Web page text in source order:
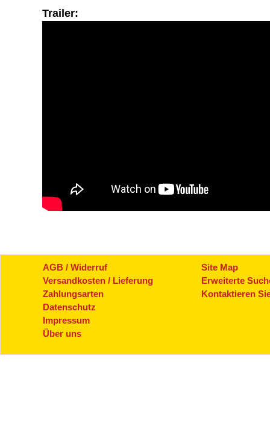
Trailer:
AGB / Widerruf
Versandkosten / Lieferung
Zahlungsarten
Datenschutz
Impressum
Über uns
Site Map
Erweiterte
Kontaktieren